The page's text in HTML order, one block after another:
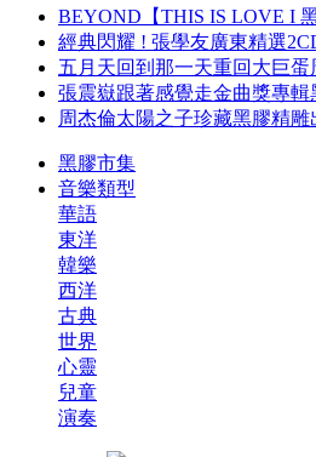
BEYOND【THIS IS LOVE I
經典閃耀 ! 張學友廣東精選
五月天回到那一天重回大巨
張震嶽跟著感覺走金曲獎專
周杰倫太陽之子珍藏黑膠精雕
黑膠市集
音樂類型
華語
東洋
韓樂
西洋
古典
世界
心靈
兒童
演奏